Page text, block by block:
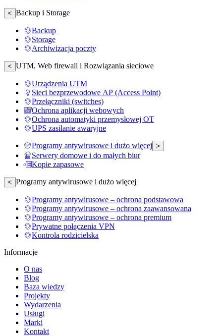
< Backup i Storage
Backup
Storage
Archiwizacja poczty
< UTM, Web firewall i Rozwiązania sieciowe
Urządzenia UTM
Sieci bezprzewodowe AP (Access Point)
Przełączniki (switches)
Ochrona aplikacji webowych
Ochrona automatyki przemysłowej OT
UPS zasilanie awaryjne
Programy antywirusowe i dużo więcej >
Serwery domowe i do małych biur
Kopie zapasowe
< Programy antywirusowe i dużo więcej
Programy antywirusowe – ochrona podstawowa
Programy antywirusowe – ochrona zaawansowana
Programy antywirusowe – ochrona premium
Prywatne połączenia VPN
Kontrola rodzicielska
Informacje
O nas
Blog
Baza wiedzy
Projekty
Wydarzenia
Usługi
Marki
Kontakt